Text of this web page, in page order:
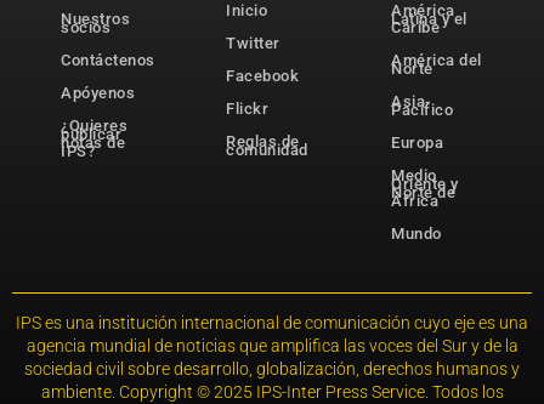
Nuestros
socios
Contáctenos
Apóyenos
¿Quieres
publicar
notas de
IPS?
Inicio
Twitter
Facebook
Flickr
Reglas de
comunidad
América
Latina y el
Caribe
América del
Norte
Asia-
Pacífico
Europa
Medio
Oriente y
Norte de
África
Mundo
IPS es una institución internacional de comunicación cuyo eje es una
agencia mundial de noticias que amplifica las voces del Sur y de la
sociedad civil sobre desarrollo, globalización, derechos humanos y
ambiente. Copyright © 2025 IPS-Inter Press Service. Todos los